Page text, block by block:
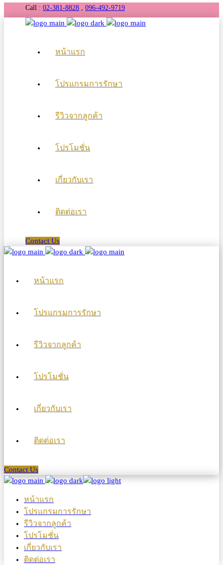
Call :02-381-8828 ,096-492-9719
หน้าแรก
โปรแกรมการรักษา
รีวิวจากลูกค้า
โปรโมชั่น
เกี่ยวกับเรา
ติดต่อเรา
Contact Us
หน้าแรก
โปรแกรมการรักษา
รีวิวจากลูกค้า
โปรโมชั่น
เกี่ยวกับเรา
ติดต่อเรา
Contact Us
หน้าแรก
โปรแกรมการรักษา
รีวิวจากลูกค้า
โปรโมชั่น
เกี่ยวกับเรา
ติดต่อเรา